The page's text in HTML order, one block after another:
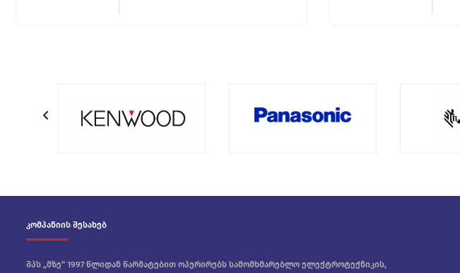
კომპანიის შესახებ
შპს „მზე“ 1997 წლიდან წარმატებით ოპერირებს სამომხმარებლო ელექტროტექნიკის,